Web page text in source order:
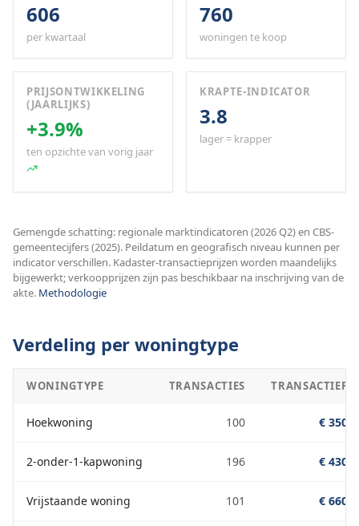
606
per kwartaal
760
woningen te koop
PRIJSONTWIKKELING
(JAARLIJKS)
+3.9%
ten opzichte van vorig jaar
KRAPTE-INDICATOR
3.8
lager = krapper
Gemengde schatting: regionale marktindicatoren (2026 Q2) en CBS-
gemeentecijfers (2025). Peildatum en geografisch niveau kunnen per
indicator verschillen. Kadaster-transactieprijzen worden maandelijks
bijgewerkt; verkoopprijzen zijn pas beschikbaar na inschrijving van de
akte. Methodologie
Verdeling per woningtype
WONINGTYPE TRANSACTIES
Hoekwoning 100 €
2-onder-1-kapwoning 196 €
Vrijstaande woning 101 €